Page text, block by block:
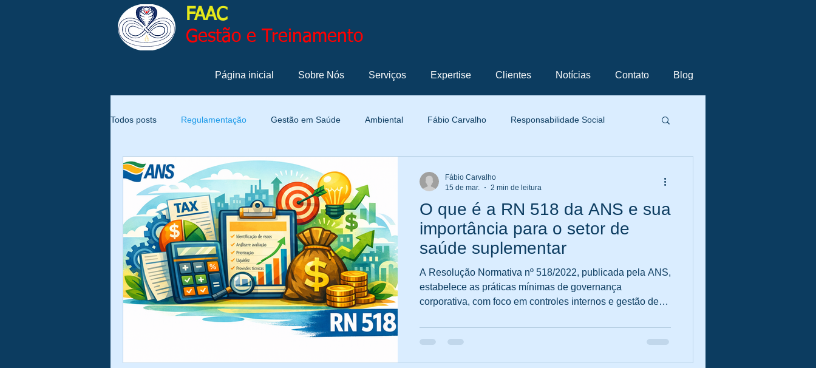
FAAC
Gestão e Treinamento
Página inicial Sobre Nós Serviços Expertise Clientes Notícias Contato Blog
Todos posts Regulamentação Gestão em Saúde Ambiental Fábio Carvalho Responsabilidade Social
Qualidade Produtividade Normatização
Gestão Gestão de Pessoas Profissional Automotiva Cultura Organizacional Gestão de Projetos
Notícias Sustentabilidade Indicador de Gestão Solução de Problemas
Gestão de Riscos Auditoria Saúde e Segurança Regulamentação
Governança Corporativa Covid-19
O que é a RN 518 da ANS e sua
importância para o setor de
saúde suplementar
A Resolução Normativa nº 518/2022, publicada pela ANS,
estabelece as práticas mínimas de governança
corporativa, com foco em controles internos e gestão de
devem adotar para garantir sua solvência, transparência e
sustentabilidade operacional. Ela substitui e atualiza a
Fábio Carvalho
15 de mar.
2 min de leitura